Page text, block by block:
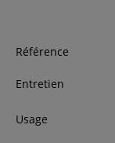
Référence
Entretien
Usage